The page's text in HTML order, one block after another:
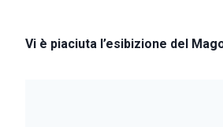
Vi è piaciuta l’esibizione del